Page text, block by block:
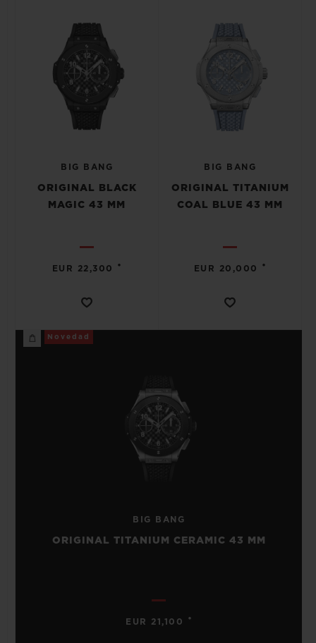
BIG BANG
ORIGINAL BLACK
MAGIC 43 MM
EUR 22,300 •
BIG BANG
ORIGINAL TITANIUM
COAL BLUE 43 MM
EUR 20,000 •
Novedad
BIG BANG
ORIGINAL TITANIUM CERAMIC 43 MM
EUR 21,100 •